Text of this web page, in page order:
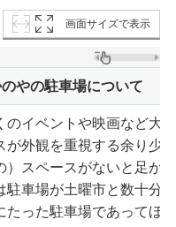
画面サイズで表示
やの駐車場について
のイベントや映画など大
が外観を重視する余り少
）スペースがないと足が
駐車場が土曜市と数十分
たった駐車場であってほ